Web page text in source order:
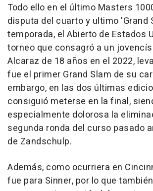
Todo ello en el último Masters
disputa del cuarto y ultimo 'Grand
temporada, el Abierto de Estados
torneo que consagró a un
Alcaraz de 18 años en el 2022,
fue el primer Grand Slam de su
embargo, en las dos últimas
consiguió meterse en la final,
especialmente dolorosa la
segunda ronda del curso pasado
de Zandschulp.
Además, como ocurriera en
fue para Sinner, por lo que